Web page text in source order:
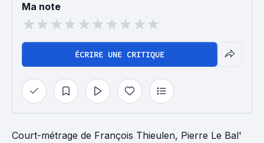
Ma note
ÉCRIRE UNE CRITIQUE
Court-métrage de François Thieulen, Pierre Le Bal'